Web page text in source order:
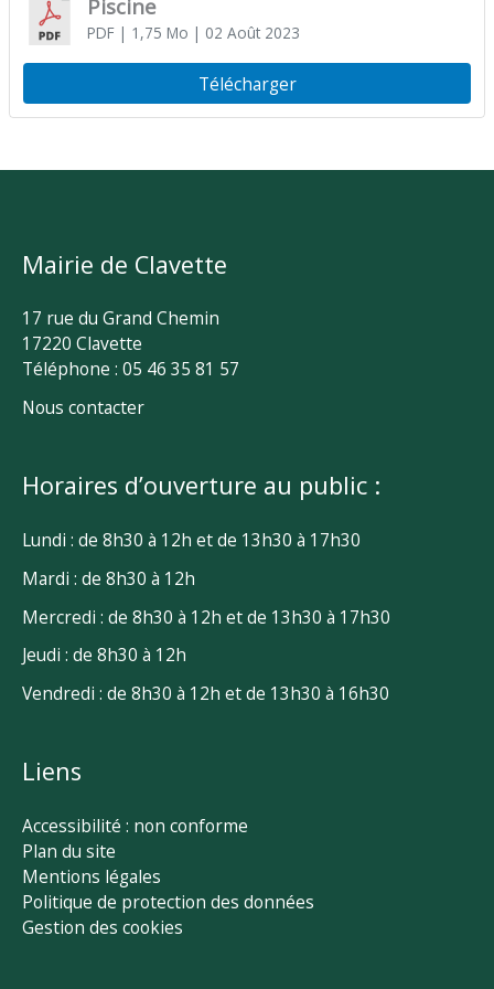
Piscine
PDF| 1,75 Mo | 02 Août 2023
Télécharger
Mairie de Clavette
17 rue du Grand Chemin
17220 Clavette
Téléphone : 05 46 35 81 57
Nous contacter
Horaires d’ouverture au public :
Lundi : de 8h30 à 12h et de 13h30 à 17h30
Mardi : de 8h30 à 12h
Mercredi : de 8h30 à 12h et de 13h30 à 17h30
Jeudi : de 8h30 à 12h
Vendredi : de 8h30 à 12h et de 13h30 à 16h30
Liens
Accessibilité : non conforme
Plan du site
Mentions légales
Politique de protection des données
Gestion des cookies